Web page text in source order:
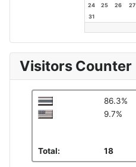
24
25 26 27
31
Visitors Counter
86.3%
9.7%
Total: 18